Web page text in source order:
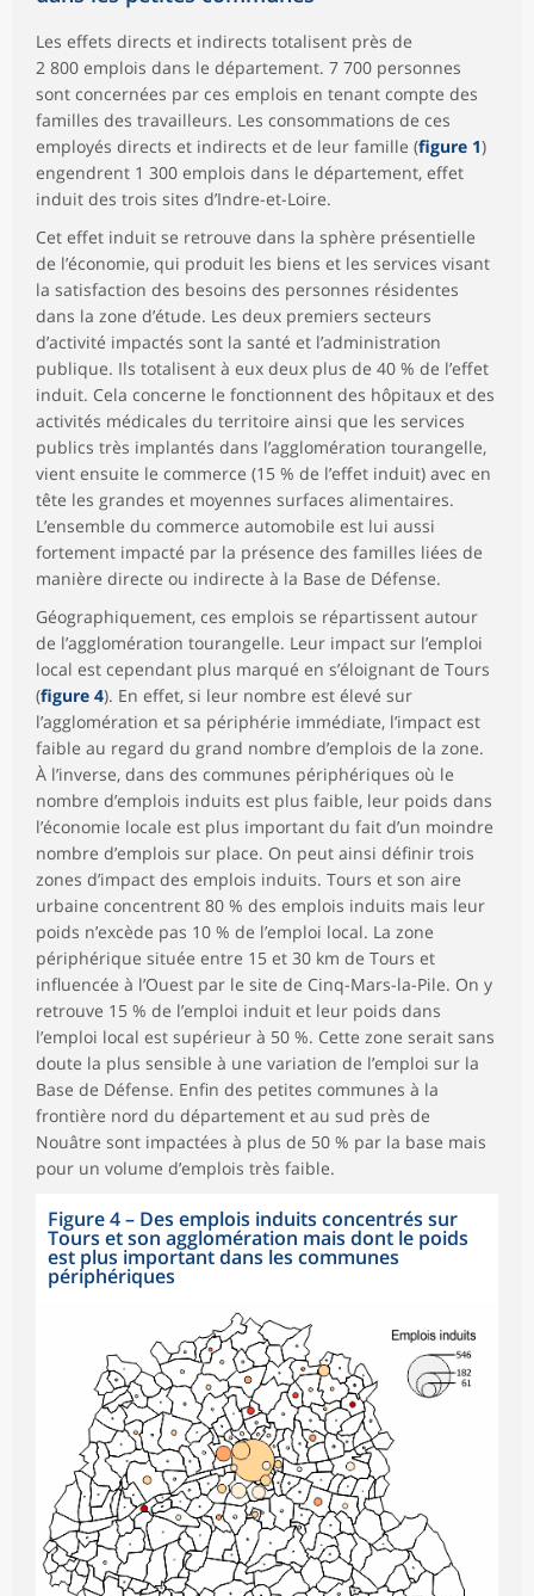
Les effets directs et indirects totalisent près de
2 800 emplois dans le département. 7 700 personnes
sont concernées par ces emplois en tenant compte des
familles des travailleurs. Les consommations de ces
employés directs et indirects et de leur famille (figure 1)
engendrent 1 300 emplois dans le département, effet
induit des trois sites d’Indre-et-Loire.
Cet effet induit se retrouve dans la sphère présentielle
de l’économie, qui produit les biens et les services visant
la satisfaction des besoins des personnes résidentes
dans la zone d’étude. Les deux premiers secteurs
d’activité impactés sont la santé et l’administration
publique. Ils totalisent à eux deux plus de 40 % de l’effet
induit. Cela concerne le fonctionnent des hôpitaux et des
activités médicales du territoire ainsi que les services
publics très implantés dans l’agglomération tourangelle,
vient ensuite le commerce (15 % de l’effet induit) avec en
tête les grandes et moyennes surfaces alimentaires.
L’ensemble du commerce automobile est lui aussi
fortement impacté par la présence des familles liées de
manière directe ou indirecte à la Base de Défense.
Géographiquement, ces emplois se répartissent autour
de l’agglomération tourangelle. Leur impact sur l’emploi
local est cependant plus marqué en s’éloignant de Tours
(figure 4). En effet, si leur nombre est élevé sur
l’agglomération et sa périphérie immédiate, l’impact est
faible au regard du grand nombre d’emplois de la zone.
À l’inverse, dans des communes périphériques où le
nombre d’emplois induits est plus faible, leur poids dans
l’économie locale est plus important du fait d’un moindre
nombre d’emplois sur place. On peut ainsi définir trois
zones d’impact des emplois induits. Tours et son aire
urbaine concentrent 80 % des emplois induits mais leur
poids n’excède pas 10 % de l’emploi local. La zone
périphérique située entre 15 et 30 km de Tours et
influencée à l’Ouest par le site de Cinq-Mars-la-Pile. On y
retrouve 15 % de l’emploi induit et leur poids dans
l’emploi local est supérieur à 50 %. Cette zone serait sans
doute la plus sensible à une variation de l’emploi sur la
Base de Défense. Enfin des petites communes à la
frontière nord du département et au sud près de
Nouâtre sont impactées à plus de 50 % par la base mais
pour un volume d’emplois très faible.
Figure 4– Des emplois induits concentrés sur
Tours et son agglomération mais dont le poids
est plus important dans les communes
périphériques